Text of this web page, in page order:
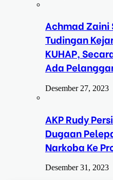
Achmad Zaini
Tudingan
KUHAP,
Ada
Desember 27, 2023
AKP Rudy
Dugaan
Narkoba Ke
Desember 31, 2023